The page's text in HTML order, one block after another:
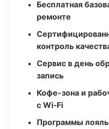
Бесплатная
ремонте
контроль
Сервис в день
запись
Кофе-зона и
с Wi‑Fi
Программы